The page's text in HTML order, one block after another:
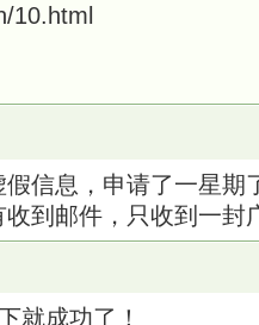
10.html
信息，申请了一星期
到邮件，只收到一封
就成功了！